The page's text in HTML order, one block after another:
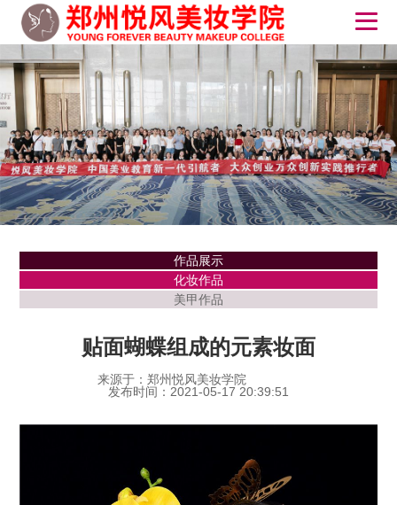
作品展示
化妆作品
美甲作品
贴面蝴蝶组成的元素妆面
来源于：郑州悦风美妆学院
发布时间：2021-05-17 20:39:51